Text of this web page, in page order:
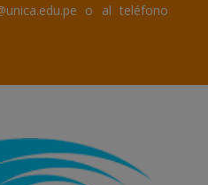
o al teléfono